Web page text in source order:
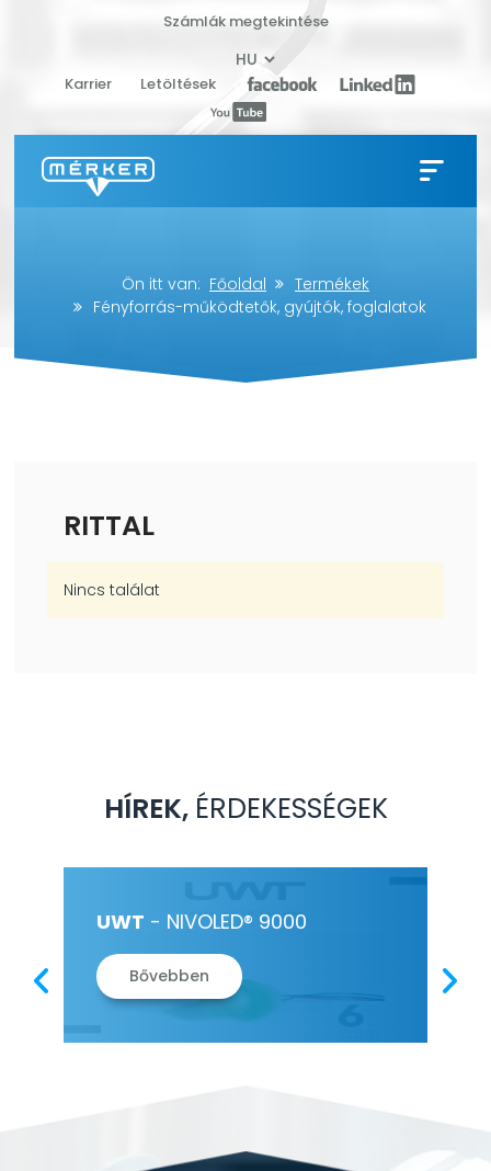
Számlák megtekintése
Karrier Letöltések
Ön itt van: Főoldal
Termékek
Fényforrás-működtetők, gyújtók, foglalatok
RITTAL
Nincs találat
HÍREK, ÉRDEKESSÉGEK
UWT - NIVOLED® 9000
Bővebben